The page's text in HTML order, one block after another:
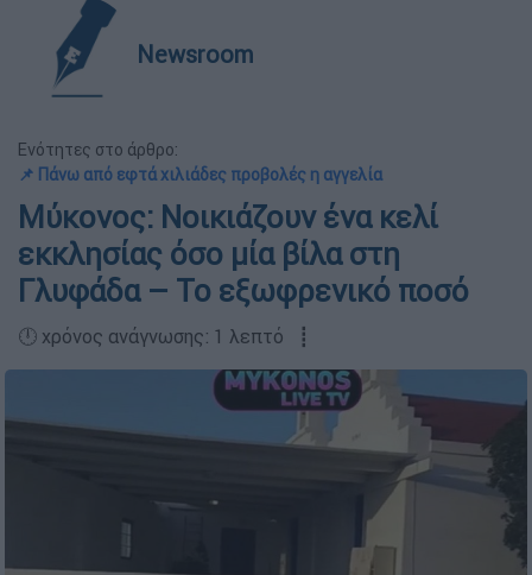
Newsroom
Ενότητες στο άρθρο:
📌 Πάνω από εφτά χιλιάδες προβολές η αγγελία
Μύκονος: Νοικιάζουν ένα κελί
εκκλησίας όσο μία βίλα στη
Γλυφάδα – Το εξωφρενικό ποσό
🕛 χρόνος ανάγνωσης: 1 λεπτό ┋